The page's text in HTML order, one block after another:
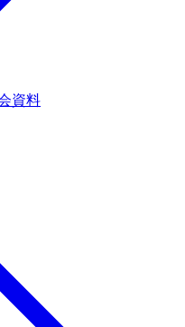
資料